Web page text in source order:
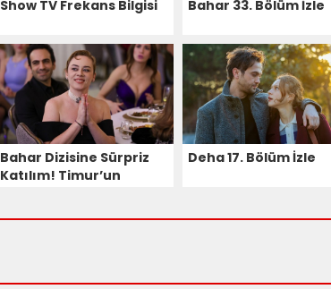
Show TV Frekans Bilgisi Bahar 33. Bölüm İzle
Bahar Dizisine Sürpriz
Katılım! Timur’un
Deha 17. Bölüm İzle